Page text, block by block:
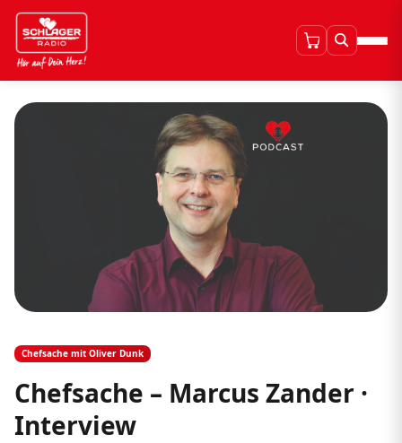
Chefsache mit Oliver Dunk
Chefsache – Marcus Zander ·
Interview